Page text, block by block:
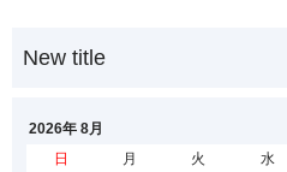
2026年 8月
日
月 火 水